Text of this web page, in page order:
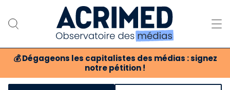
💰 Dégageons les capitalistes des médias : signez
notre pétition !
Notre association